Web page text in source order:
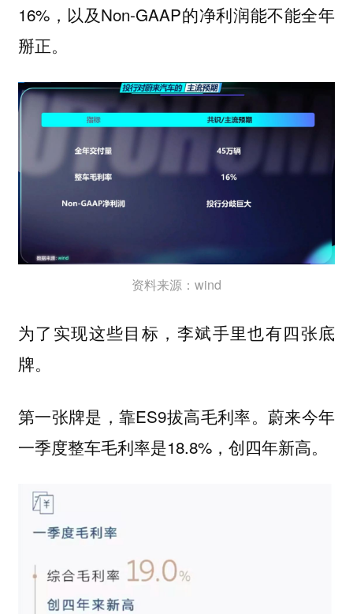
16%，以及Non-GAAP的净利润能不能全年
掰正。
资料来源：wind
为了实现这些目标，李斌手里也有四张底
牌。
第一张牌是，靠ES9拔高毛利率。蔚来今年
一季度整车毛利率是18.8%，创四年新高。